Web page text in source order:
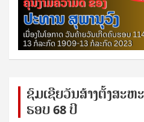
ຊົ​ມ​ເຊີຍ​ວັນ​ສ້າງ​ຕັ້ງ​ສະ​
ຮອບ 68 ປິ